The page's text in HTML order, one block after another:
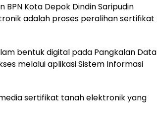
Kota Depok Dindin Saripudin
adalah proses peralihan sertifikat
bentuk digital pada Pangkalan Data
melalui aplikasi Sistem Informasi
sertifikat tanah elektronik yang